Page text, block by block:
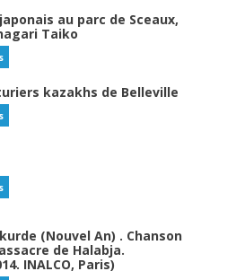
au parc de Sceaux,
Taiko
kazakhs de Belleville
(Nouvel An) . Chanson
de Halabja.
INALCO, Paris)